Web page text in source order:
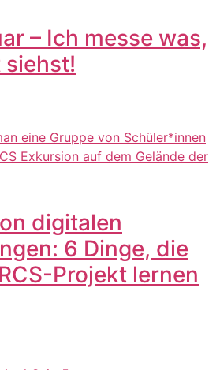
– Ich messe was,
digitalen
6 Dinge, die
Projekt lernen